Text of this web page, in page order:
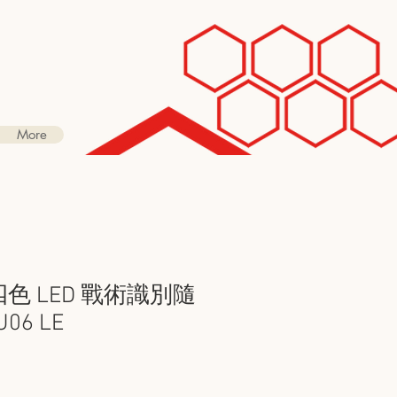
More
色 LED 戰術識別隨
LE